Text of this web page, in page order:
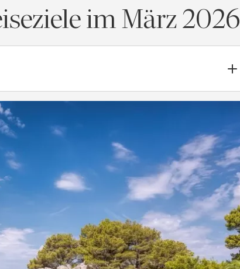
im März 2026